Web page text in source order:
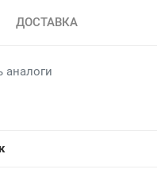
ДОСТАВКА
аналоги